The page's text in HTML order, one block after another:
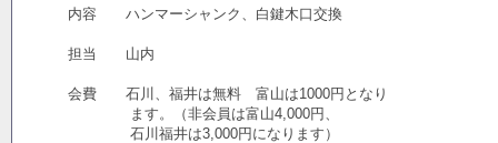
内容 ハンマーシャンク、白鍵木口交換
担当 山内
会費 石川、福井は無料 富山は1000円となり
ます。（非会員は富山4,000円、
石川福井は3,000円になります）